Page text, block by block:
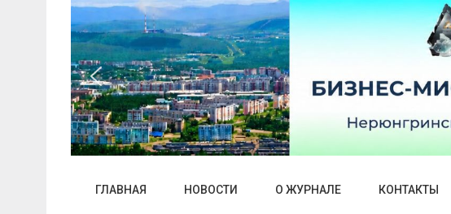
ГЛАВНАЯ НОВОСТИ О ЖУРНАЛЕ КОНТАКТЫ